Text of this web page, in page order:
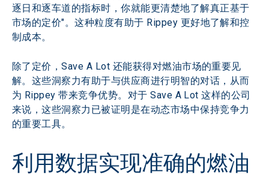
逐日和逐车道的指标时，你就能更清楚地了解真正基于
市场的定价"。这种粒度有助于 Rippey 更好地了解和控
制成本。
除了定价，Save A Lot 还能获得对燃油市场的重要见
解。这些洞察力有助于与供应商进行明智的对话，从而
为 Rippey 带来竞争优势。对于 Save A Lot 这样的公司
来说，这些洞察力已被证明是在动态市场中保持竞争力
的重要工具。
利用数据实现准确的燃油